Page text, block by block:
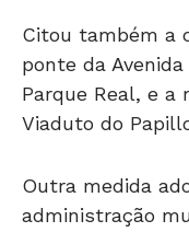
Citou também a
ponte da
Parque Real, e
Viaduto do
Outra medida
administração